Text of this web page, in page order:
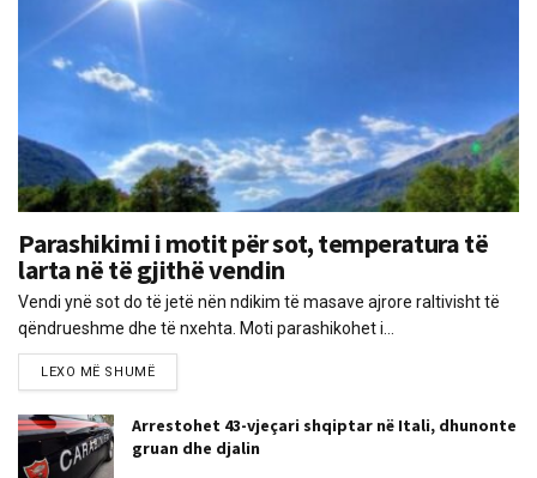
Parashikimi i motit për sot, temperatura të
larta në të gjithë vendin
Vendi ynë sot do të jetë nën ndikim të masave ajrore raltivisht të
qëndrueshme dhe të nxehta. Moti parashikohet i...
LEXO MË SHUMË
Arrestohet 43-vjeçari shqiptar në Itali, dhunonte
gruan dhe djalin